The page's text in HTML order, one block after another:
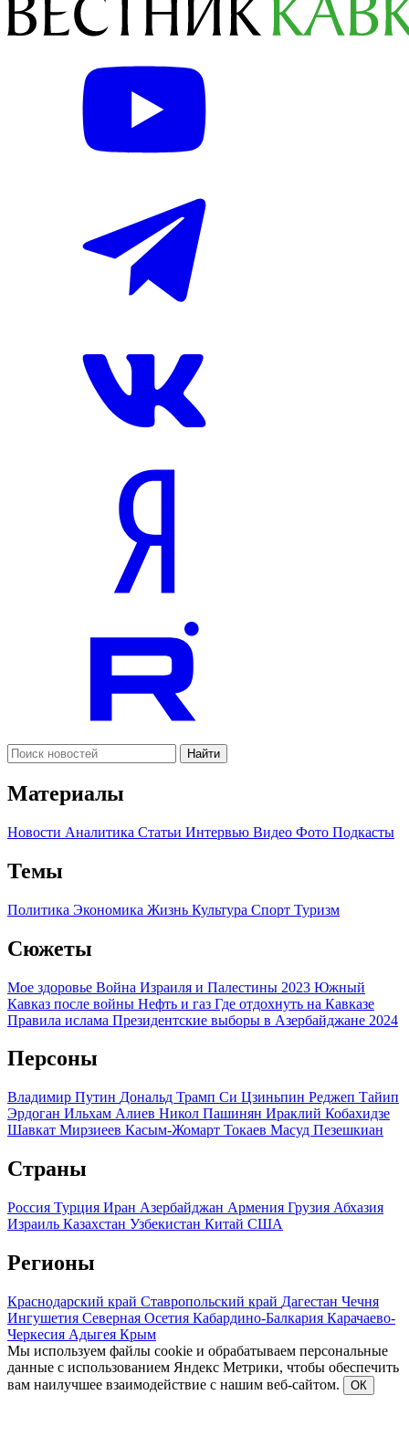
Найти
Материалы
Новости Аналитика Статьи Интервью Видео Фото Подкасты
Темы
Политика Экономика Жизнь Культура Спорт Туризм
Сюжеты
Мое здоровье Война Израиля и Палестины 2023 Южный
Кавказ после войны Нефть и газ Где отдохнуть на Кавказе
Правила ислама Президентские выборы в Азербайджане 2024
Персоны
Владимир Путин Дональд Трамп Си Цзиньпин Реджеп Тайип
Эрдоган Ильхам Алиев Никол Пашинян Ираклий Кобахидзе
Шавкат Мирзиеев Касым-Жомарт Токаев Масуд Пезешкиан
Страны
Россия Турция Иран Азербайджан Армения Грузия Абхазия
Израиль Казахстан Узбекистан Китай США
Регионы
Краснодарский край Ставропольский край Дагестан Чечня
Ингушетия Северная Осетия Кабардино-Балкария Карачаево-
Черкесия Адыгея Крым
Мы используем файлы cookie и обрабатываем персональные
данные с использованием Яндекс Метрики, чтобы обеспечить
вам наилучшее взаимодействие с нашим веб-сайтом.
ОК